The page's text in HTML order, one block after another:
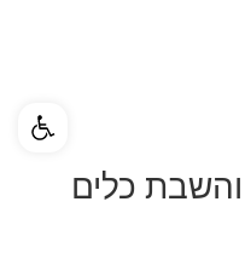
והשבת כלים